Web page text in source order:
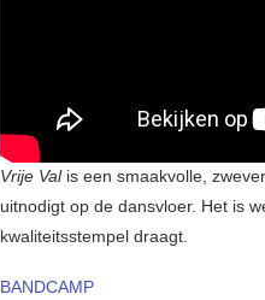
Vrije Valis een smaakvolle,
uitnodigt op de dansvloer. Het is
kwaliteitsstempel draagt.
BANDCAMP